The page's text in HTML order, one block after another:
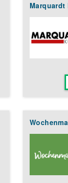
Marquardt